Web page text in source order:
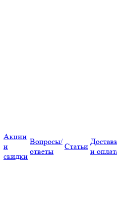
Акции
и
скидки
Вопросы/
ответы
Статьи
и